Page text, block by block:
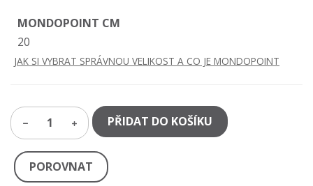
MONDOPOINT CM
20
JAK SI VYBRAT SPRÁVNOU VELIKOST A CO JE MONDOPOINT
1 PŘIDAT DO KOŠÍKU
POROVNAT